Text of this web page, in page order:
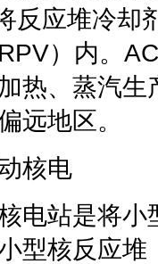
反应堆冷却
）内。
热、蒸汽
远地区。
核电
站是将小
型核反应